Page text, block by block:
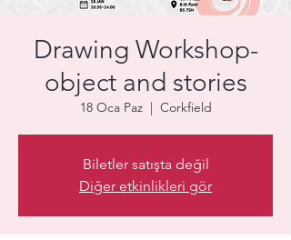
Drawing Workshop-
object and stories
18 Oca Paz
  |
Corkfield
Biletler satışta değil
Diğer etkinlikleri gör